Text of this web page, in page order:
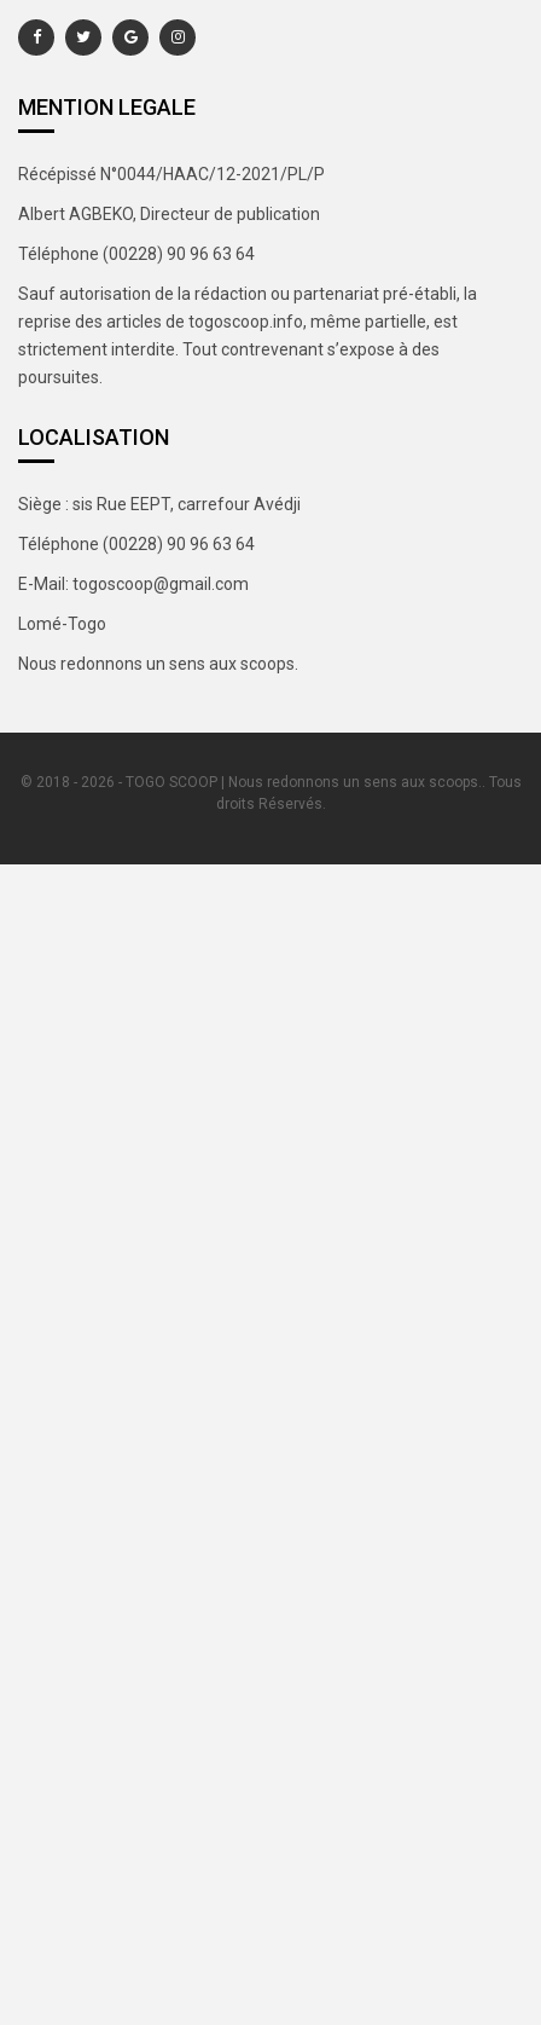
MENTION LEGALE
Récépissé N°0044/HAAC/12-2021/PL/P
Albert AGBEKO, Directeur de publication
Téléphone (00228) 90 96 63 64
Sauf autorisation de la rédaction ou partenariat pré-établi, la
reprise des articles de togoscoop.info, même partielle, est
strictement interdite. Tout contrevenant s’expose à des
poursuites.
LOCALISATION
Siège : sis Rue EEPT, carrefour Avédji
Téléphone (00228) 90 96 63 64
E-Mail: togoscoop@gmail.com
Lomé-Togo
Nous redonnons un sens aux scoops.
© 2018 - 2026 - TOGO SCOOP | Nous redonnons un sens aux scoops.. Tous
droits Réservés.